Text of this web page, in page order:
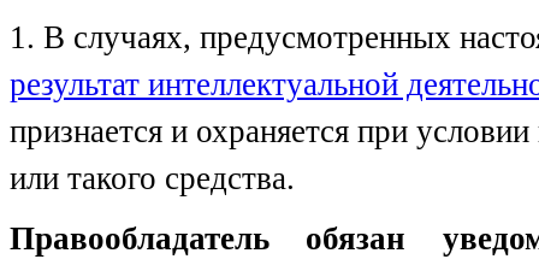
1. В случаях, предусмотренных
результат интеллектуальной
признается и охраняется при
или такого средства.
Правообладатель обязан